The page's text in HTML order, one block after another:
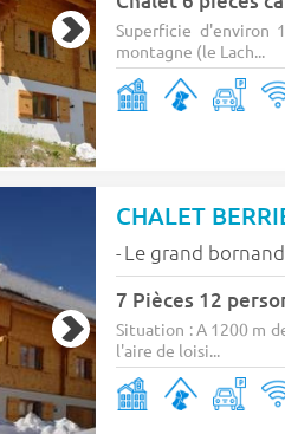
Superficie d'environ
montagne (le Lach...
CHALET
- Le grand bornand
7 Pièces 12
Situation : A 1200 m
l'aire de loisi...